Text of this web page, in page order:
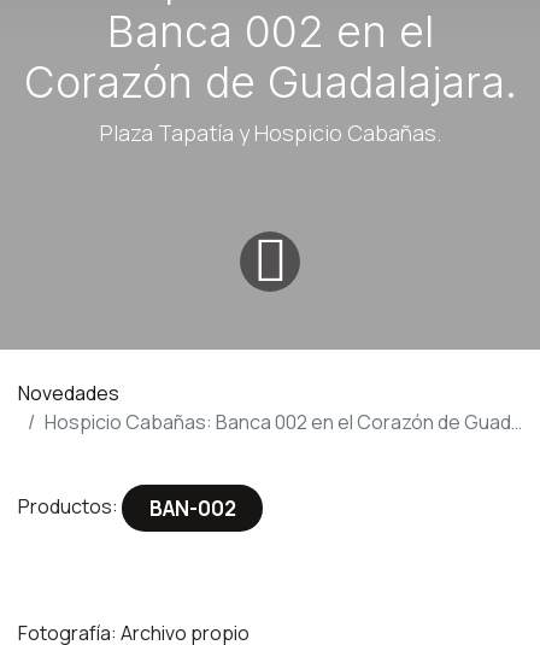
Banca 002 en el
Corazón de Guadalajara.
Plaza Tapatía y Hospicio Cabañas.
Novedades
Hospicio Cabañas: Banca 002 en el Corazón de Guadalajara.
Productos: ​​ BAN-00​​2
Fotografía: Archivo propio